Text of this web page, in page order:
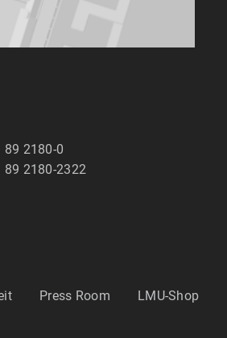
89 2180-0
89 2180-2322
Press Room LMU-Shop